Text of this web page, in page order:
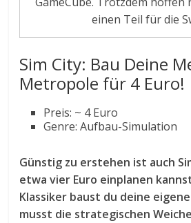
einen Teil für die
Sim City: Bau Deine
Metropole für 4 Euro!
Preis: ~ 4 Euro
Genre: Aufbau-Simulation
Günstig zu erstehen ist auch
etwa vier Euro einplanen
Klassiker baust du deine
musst die strategischen